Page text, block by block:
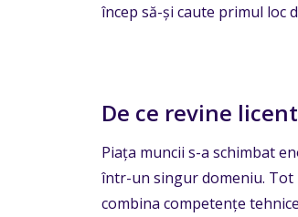
încep să-și caute primul loc
De ce revine
Piața muncii s-a schimbat
într-un singur domeniu. Tot
combina competențe